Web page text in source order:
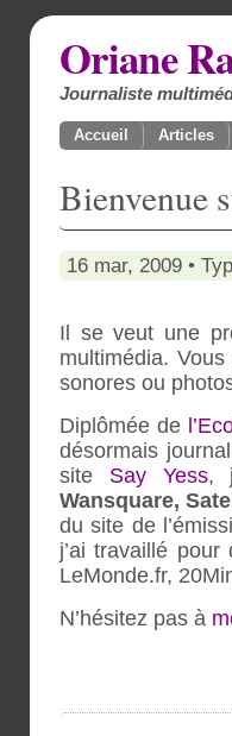
Oriane
Journaliste
Accueil Articles
Bienvenue
16 mar, 2009 •
Il se veut une
multimédia.
sonores ou
Diplômée de
désormais
site Say Yess,
Wansquare,
du site de
j’ai travaillé
LeMonde.fr,
N’hésitez pas à